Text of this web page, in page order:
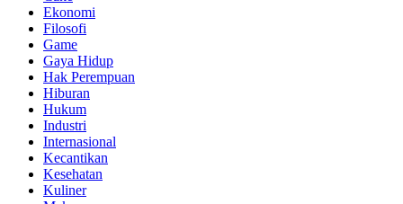
Ekonomi
Filosofi
Game
Gaya Hidup
Hak Perempuan
Hiburan
Hukum
Industri
Internasional
Kecantikan
Kesehatan
Kuliner